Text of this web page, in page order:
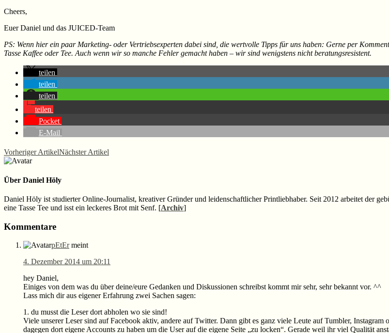
Cheers,
Euer Daniel und das JUICED-Team
PS: Wenn hier ein paar Marketing- oder Vertriebsexperten dabei sind, die wertvolle Tipps für uns haben: Gerne per
Tasse Kaffee oder Tee. Auch wenn wir so manche Fehler gemacht haben – wir sind wenigstens nicht beratungsresistent.
teilen
teilen
teilen
teilen
Pocket
E-Mail
Vorheriger ArtikelNächster Artikel
Über Daniel Höly
Daniel Höly ist studierter Online-Journalist, kreativer Gründer und leidenschaftlicher Printliebhaber. Seit 2012 arbeitet der
eine Tasse Tee und isst ein leckeres Brot mit Senf. [Archiv]
Leser-
Interaktionen
Kommentare
pEtEr meint
4. Dezember 2014 um 20:11
hey Daniel,
Einiges von dem was du über deine/eure Gedanken und Diskussionen schreibst kommt mir sehr, sehr bekannt vor. ^^
Lass mich dir aus eigener Erfahrung zwei Sachen sagen:
1. du musst die Leser dort abholen wo sie sind!
Viele unserer Leser sind auf Facebook aktiv, andere auf Twitter. Dann gibt es ganz viele Leute auf Tumbler,
dagegen dort eigene Accounts zu haben um die User auf die eigene Seite „zu locken“. Gerade weil ihr viel Qualität